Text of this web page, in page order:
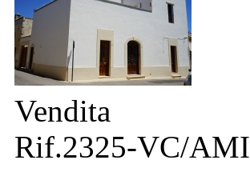
Vendita
Rif.2325-VC/AMI